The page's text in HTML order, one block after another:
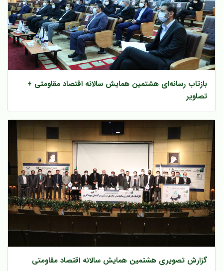
بازتاب رسانه‌ای هشتمین همایش سالانه اقتصاد مقاومتی +
تصاویر
گزارش تصویری هشتمین همایش سالانه اقتصاد مقاومتی